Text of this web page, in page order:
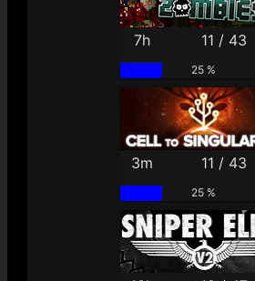
7h 11 / 43
25 %
3m 11 / 43
25 %